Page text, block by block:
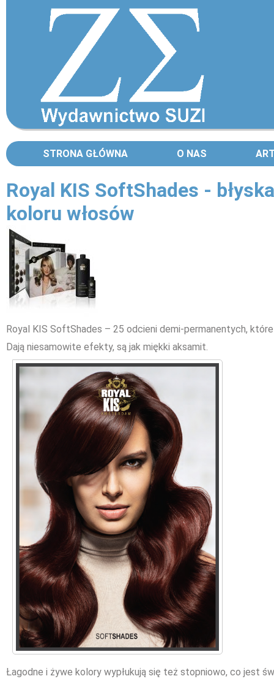
STRONA GŁÓWNA O NAS
Royal KIS SoftShades -
koloru włosów
Royal KIS SoftShades – 25 odcieni demi-permanentych,
Dają niesamowite efekty, są jak miękki aksamit.
Łagodne i żywe kolory wypłukują się też stopniowo, co jest